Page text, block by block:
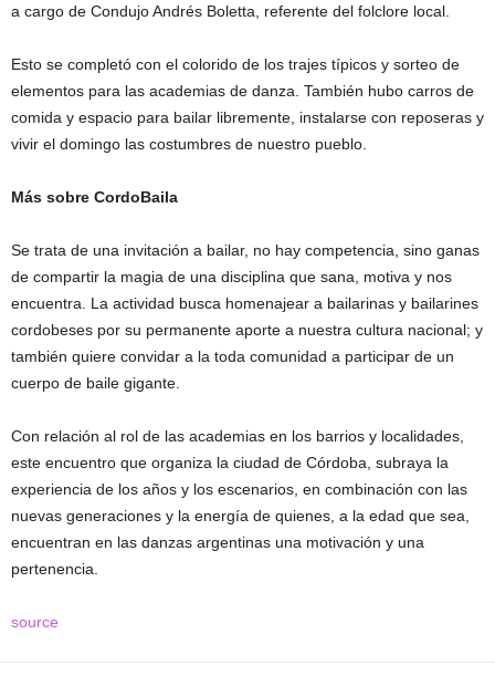
a cargo de Condujo Andrés Boletta, referente del folclore local.
Esto se completó con el colorido de los trajes típicos y sorteo de
elementos para las academias de danza. También hubo carros de
comida y espacio para bailar libremente, instalarse con reposeras y
vivir el domingo las costumbres de nuestro pueblo.
Más sobre CordoBaila
Se trata de una invitación a bailar, no hay competencia, sino ganas
de compartir la magia de una disciplina que sana, motiva y nos
encuentra. La actividad busca homenajear a bailarinas y bailarines
cordobeses por su permanente aporte a nuestra cultura nacional; y
también quiere convidar a la toda comunidad a participar de un
cuerpo de baile gigante.
Con relación al rol de las academias en los barrios y localidades,
este encuentro que organiza la ciudad de Córdoba, subraya la
experiencia de los años y los escenarios, en combinación con las
nuevas generaciones y la energía de quienes, a la edad que sea,
encuentran en las danzas argentinas una motivación y una
pertenencia.
source